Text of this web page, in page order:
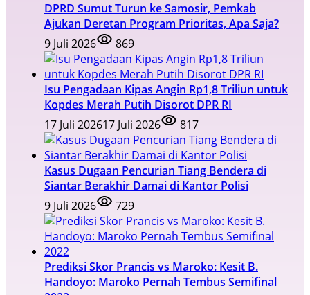
DPRD Sumut Turun ke Samosir, Pemkab
Ajukan Deretan Program Prioritas, Apa Saja?
9 Juli 2026
869
Isu Pengadaan Kipas Angin Rp1,8 Triliun untuk
Kopdes Merah Putih Disorot DPR RI
17 Juli 202617 Juli 2026 817
Kasus Dugaan Pencurian Tiang Bendera di
Siantar Berakhir Damai di Kantor Polisi
9 Juli 2026
729
Prediksi Skor Prancis vs Maroko: Kesit B.
Handoyo: Maroko Pernah Tembus Semifinal